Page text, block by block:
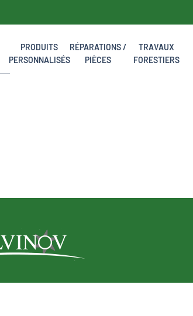
PRODUITS
PERSONNALISÉS
RÉPARATIONS /
PIÈCES
TRAVAUX
FORESTIERS